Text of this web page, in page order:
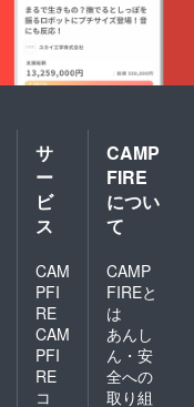
サ
ー
ビ
ス
CAM
PFI
RE
CAM
PFI
RE
コ
CAMP
FIRE
につい
て
CAMP
FIREと
は
あんし
ん・安
全への
取り組